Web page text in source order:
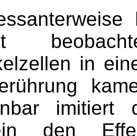
in
imitiert
den